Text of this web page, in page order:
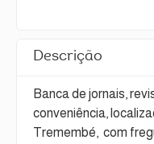
Descrição
Banca de jornais,
conveniência,
Tremembé, com